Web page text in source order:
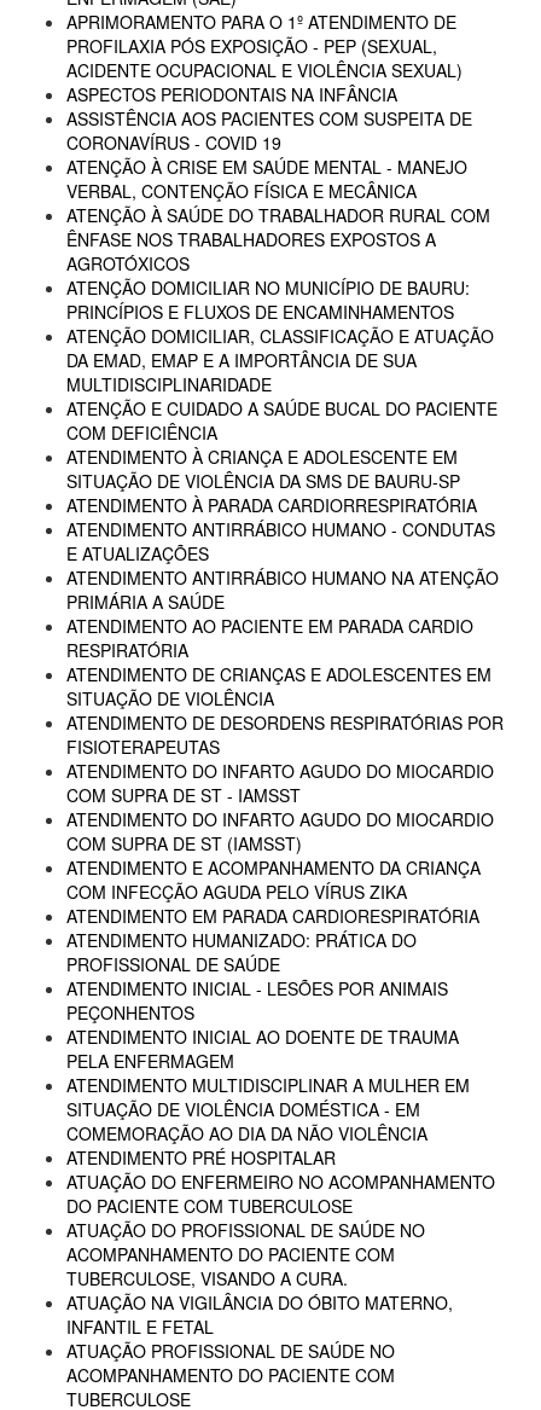
APRIMORAMENTO PARA O 1º ATENDIMENTO DE
PROFILAXIA PÓS EXPOSIÇÃO - PEP (SEXUAL,
ACIDENTE OCUPACIONAL E VIOLÊNCIA SEXUAL)
ASPECTOS PERIODONTAIS NA INFÂNCIA
ASSISTÊNCIA AOS PACIENTES COM SUSPEITA DE
CORONAVÍRUS - COVID 19
ATENÇÃO À CRISE EM SAÚDE MENTAL - MANEJO
VERBAL, CONTENÇÃO FÍSICA E MECÂNICA
ATENÇÃO À SAÚDE DO TRABALHADOR RURAL COM
ÊNFASE NOS TRABALHADORES EXPOSTOS A
AGROTÓXICOS
ATENÇÃO DOMICILIAR NO MUNICÍPIO DE BAURU:
PRINCÍPIOS E FLUXOS DE ENCAMINHAMENTOS
ATENÇÃO DOMICILIAR, CLASSIFICAÇÃO E ATUAÇÃO
DA EMAD, EMAP E A IMPORTÂNCIA DE SUA
MULTIDISCIPLINARIDADE
ATENÇÃO E CUIDADO A SAÚDE BUCAL DO PACIENTE
COM DEFICIÊNCIA
ATENDIMENTO À CRIANÇA E ADOLESCENTE EM
SITUAÇÃO DE VIOLÊNCIA DA SMS DE BAURU-SP
ATENDIMENTO À PARADA CARDIORRESPIRATÓRIA
ATENDIMENTO ANTIRRÁBICO HUMANO - CONDUTAS
E ATUALIZAÇÕES
ATENDIMENTO ANTIRRÁBICO HUMANO NA ATENÇÃO
PRIMÁRIA A SAÚDE
ATENDIMENTO AO PACIENTE EM PARADA CARDIO
RESPIRATÓRIA
ATENDIMENTO DE CRIANÇAS E ADOLESCENTES EM
SITUAÇÃO DE VIOLÊNCIA
ATENDIMENTO DE DESORDENS RESPIRATÓRIAS POR
FISIOTERAPEUTAS
ATENDIMENTO DO INFARTO AGUDO DO MIOCARDIO
COM SUPRA DE ST - IAMSST
ATENDIMENTO DO INFARTO AGUDO DO MIOCARDIO
COM SUPRA DE ST (IAMSST)
ATENDIMENTO E ACOMPANHAMENTO DA CRIANÇA
COM INFECÇÃO AGUDA PELO VÍRUS ZIKA
ATENDIMENTO EM PARADA CARDIORESPIRATÓRIA
ATENDIMENTO HUMANIZADO: PRÁTICA DO
PROFISSIONAL DE SAÚDE
ATENDIMENTO INICIAL - LESÕES POR ANIMAIS
PEÇONHENTOS
ATENDIMENTO INICIAL AO DOENTE DE TRAUMA
PELA ENFERMAGEM
ATENDIMENTO MULTIDISCIPLINAR A MULHER EM
SITUAÇÃO DE VIOLÊNCIA DOMÉSTICA - EM
COMEMORAÇÃO AO DIA DA NÃO VIOLÊNCIA
ATENDIMENTO PRÉ HOSPITALAR
ATUAÇÃO DO ENFERMEIRO NO ACOMPANHAMENTO
DO PACIENTE COM TUBERCULOSE
ATUAÇÃO DO PROFISSIONAL DE SAÚDE NO
ACOMPANHAMENTO DO PACIENTE COM
TUBERCULOSE, VISANDO A CURA.
ATUAÇÃO NA VIGILÂNCIA DO ÓBITO MATERNO,
INFANTIL E FETAL
ATUAÇÃO PROFISSIONAL DE SAÚDE NO
ACOMPANHAMENTO DO PACIENTE COM
TUBERCULOSE